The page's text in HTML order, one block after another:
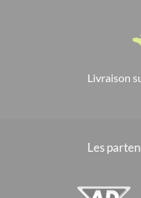
Livraison
Les